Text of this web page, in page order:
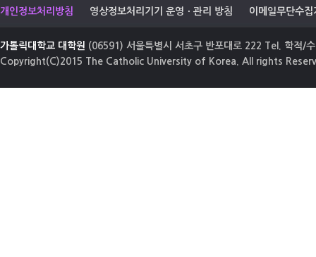
개인정보처리방침 영상정보처리기기 운영ㆍ관리 방침 이메일무단수집
가톨릭대학교 대학원 (06591) 서울특별시 서초구 반포대로 222 Tel. 학적/
Copyright(C)2015 The Catholic University of Korea. All rights